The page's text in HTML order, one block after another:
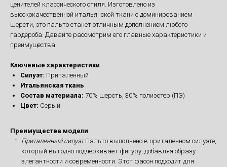
ценителей классического стиля. Изготовлено из
высококачественной итальянской ткани с доминированием
шерсти, это пальто станет отличным дополнением любого
гардероба. Давайте рассмотрим его главные характеристики и
преимущества.
Ключевые характеристики
Силуэт: Приталенный
Итальянская ткань
Состав материала: 70% шерсть, 30% полиэстер (ПЭ)
Цвет: Серый
Преимущества модели
Приталенный силуэтПальто выполнено в приталенном силуэте,
который выгодно подчеркивает фигуру, добавляя образу
элегантности и современности. Этот фасон подходит для